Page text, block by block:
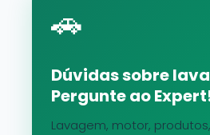
🚗
Dúvidas sobre
Pergunte ao
Lavagem, motor,